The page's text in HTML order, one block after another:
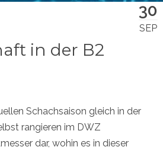
30
SEP
in der B2
Schachsaison gleich in der
rangieren im DWZ
dar, wohin es in dieser